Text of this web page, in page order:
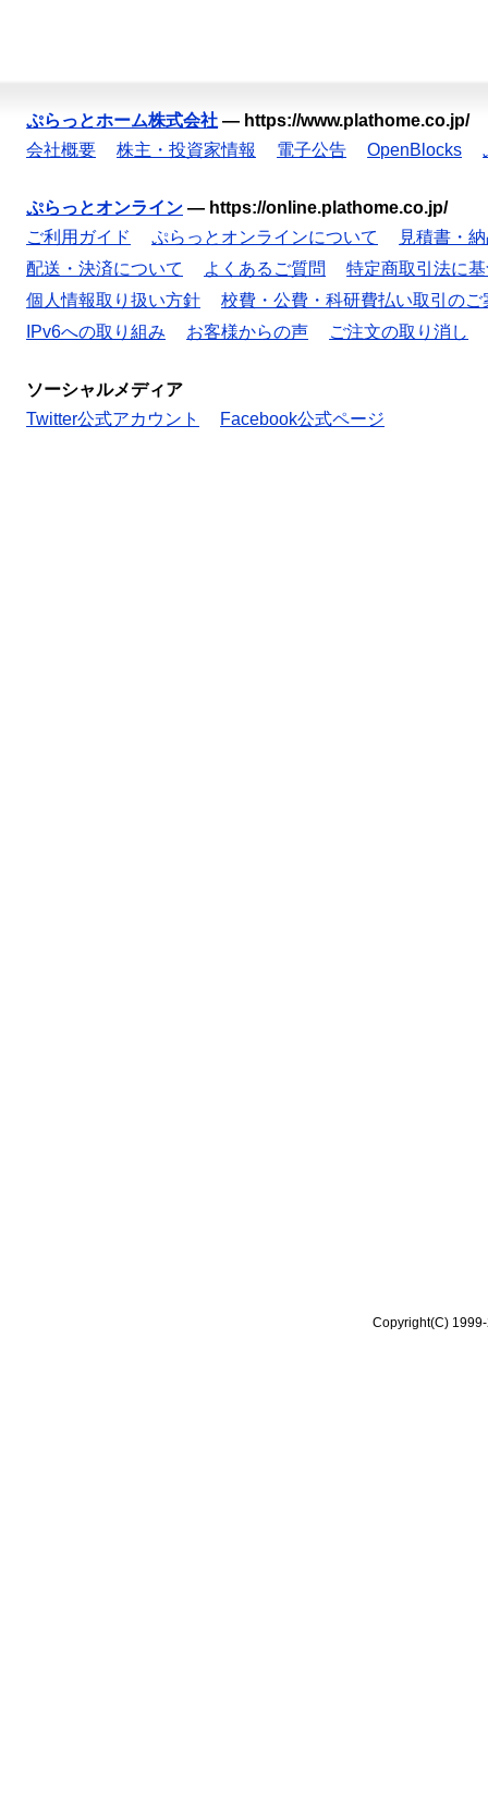
ぷらっとホーム株式会社 — https://www.plathome.co.jp/
会社概要
株主・投資家情報 電子公告 OpenBlocks
ぷらっとオンライン — https://online.plathome.co.jp/
ご利用ガイド
ぷらっとオンラインについて
見積書・
配送・決済について
よくあるご質問
特定商取引法に
個人情報取り扱い方針
校費・公費・科研費払い取引のご
IPv6への取り組み
お客様からの声 ご注文の取り消し
ソーシャルメディア
Twitter公式アカウント
Facebook公式ページ
Copyright(C)